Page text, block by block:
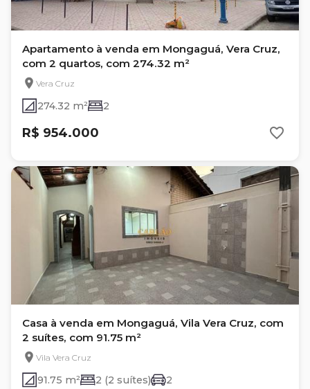
Apartamento à venda em Mongaguá, Vera Cruz,
com 2 quartos, com 274.32 m²
Vera Cruz
274.32 m² 2
R$ 954.000
Casa à venda em Mongaguá, Vila Vera Cruz, com
2 suítes, com 91.75 m²
Vila Vera Cruz
91.75 m² 2 (2 suítes) 2